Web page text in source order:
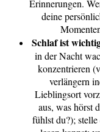
Erinnerungen.
deine
Schlaf ist
in der Nacht
konzentrieren
verlängern
Lieblingsort
aus, was hörst
fühlst du?);